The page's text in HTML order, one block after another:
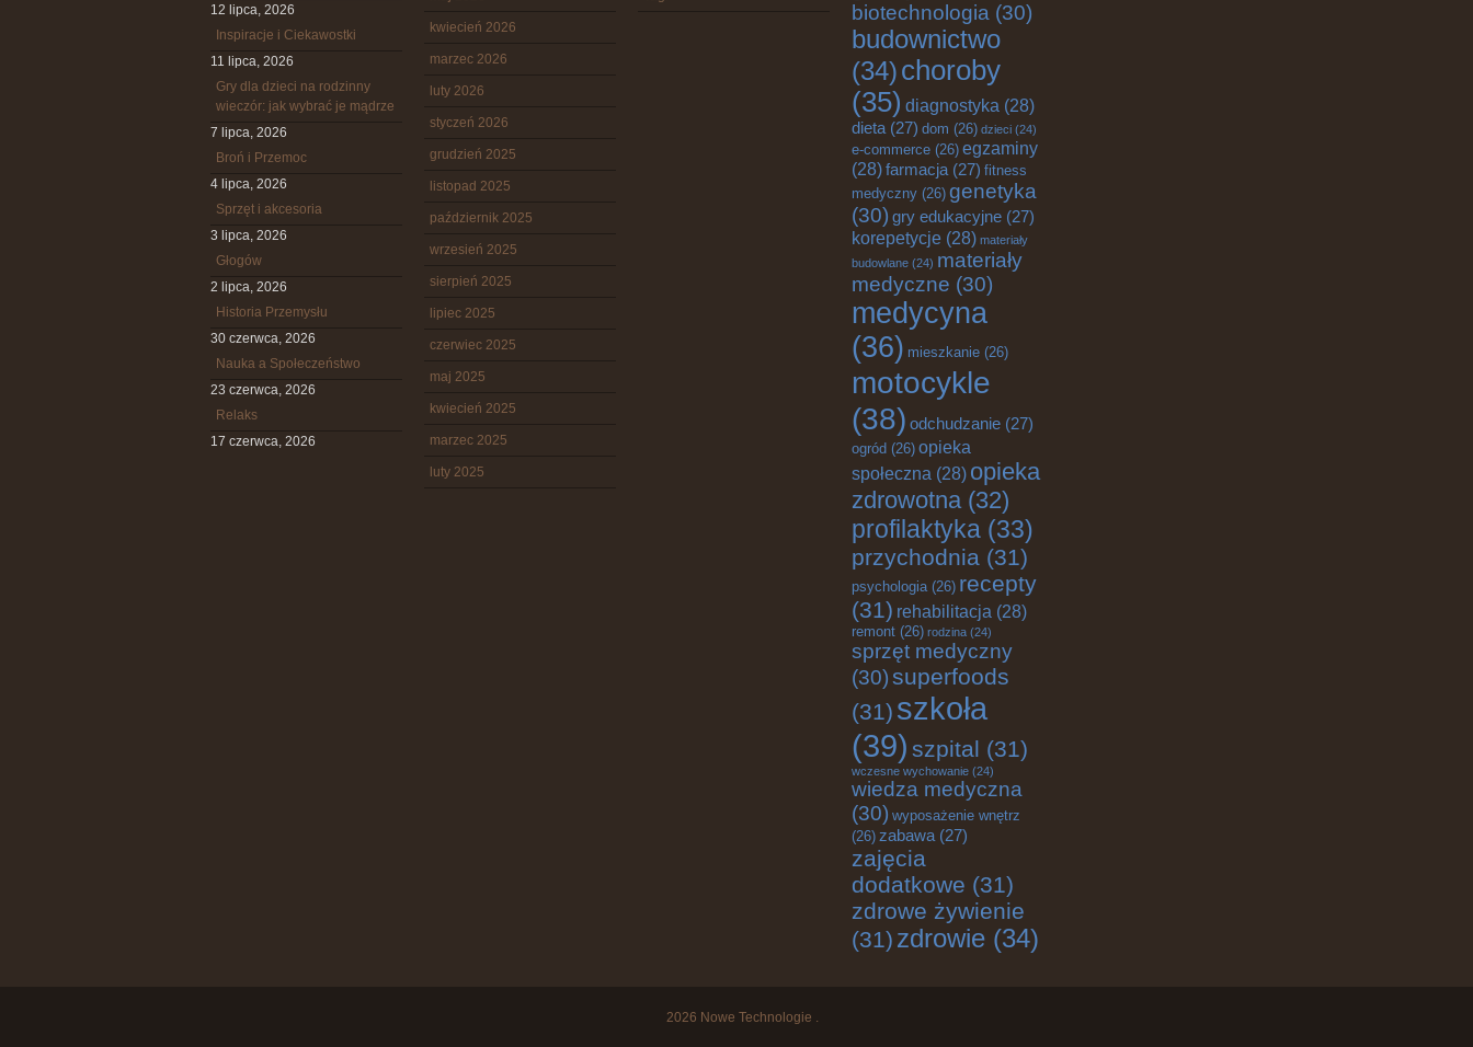
12 lipca, 2026
Inspiracje i Ciekawostki
11 lipca, 2026
Gry dla dzieci na rodzinny
wieczór: jak wybrać je mądrze
7 lipca, 2026
Broń i Przemoc
4 lipca, 2026
Sprzęt i akcesoria
3 lipca, 2026
Głogów
2 lipca, 2026
Historia Przemysłu
30 czerwca, 2026
Nauka a Społeczeństwo
23 czerwca, 2026
Relaks
17 czerwca, 2026
kwiecień 2026
marzec 2026
luty 2026
styczeń 2026
grudzień 2025
listopad 2025
październik 2025
wrzesień 2025
sierpień 2025
lipiec 2025
czerwiec 2025
maj 2025
kwiecień 2025
marzec 2025
luty 2025
biotechnologia (30)
budownictwo
(34)choroby
(35) diagnostyka (28)
dieta (27) dom (26) dzieci (24)
e-commerce (26) egzaminy
(28)farmacja (27) fitness
medyczny (26) genetyka
(30) gry edukacyjne (27)
korepetycje (28) materiały
budowlane (24) materiały
medyczne (30)
medycyna
(36) mieszkanie (26)
motocykle
(38) odchudzanie (27)
ogród (26) opieka
społeczna (28) opieka
zdrowotna(32)
profilaktyka (33)
przychodnia (31)
psychologia(26) recepty
(31) rehabilitacja (28)
remont (26) rodzina (24)
sprzęt medyczny
(30)superfoods
(31) szkoła
(39) szpital (31)
wczesne wychowanie (24)
wiedza medyczna
(30) wyposażenie wnętrz
(26) zabawa (27)
zajęcia
dodatkowe (31)
zdrowe żywienie
(31) zdrowie (34)
2026 Nowe Technologie .